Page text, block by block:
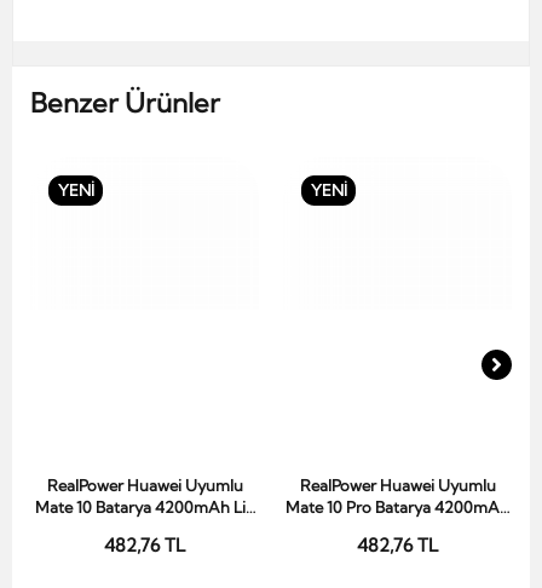
Benzer Ürünler
YENİ
Sepete Ekle
RealPower Huawei Uyumlu
Mate 10 Batarya 4200mAh Li-
482,76 TL
YENİ
Sepete Ekle
RealPower Huawei Uyumlu
Mate 10 Pro Batarya 4200mAh
482,76 TL